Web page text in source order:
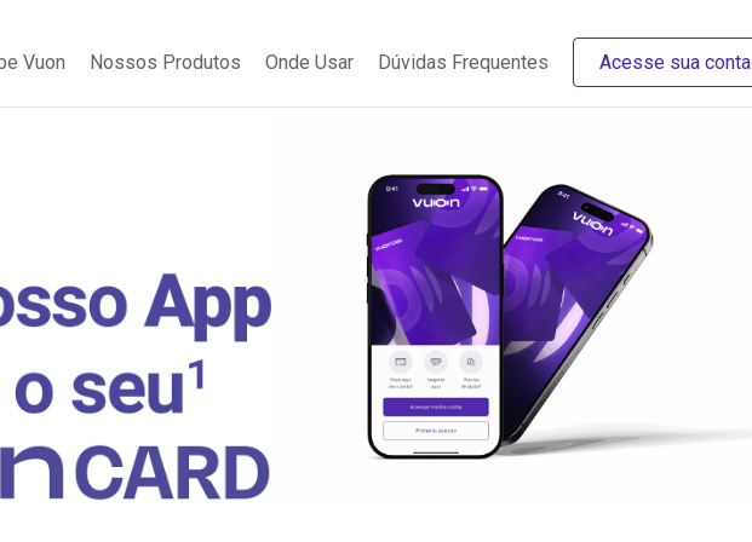
Vuon Nossos Produtos Onde Usar Dúvidas Frequentes Acesse sua conta